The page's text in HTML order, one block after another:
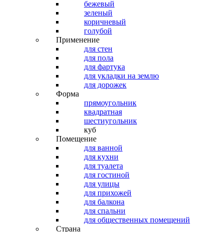
бежевый
зеленый
коричневый
голубой
Применение
для стен
для пола
для фартука
для укладки на землю
для дорожек
Форма
прямоугольник
квадратная
шестиугольник
куб
Помещение
для ванной
для кухни
для туалета
для гостиной
для улицы
для прихожей
для балкона
для спальни
для общественных помещений
Страна